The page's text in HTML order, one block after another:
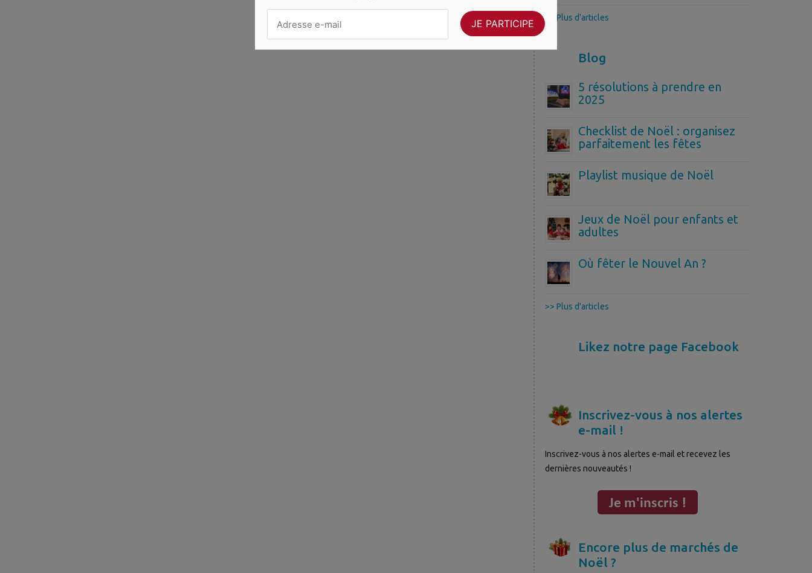
>> Plus d'articles
Blog
5 résolutions à prendre en
2025
Checklist de Noël : organisez
parfaitement les fêtes
Playlist musique de Noël
Jeux de Noël pour enfants et
adultes
Où fêter le Nouvel An ?
>> Plus d'articles
Likez notre page Facebook
Inscrivez-vous à nos alertes
e-mail !
Inscrivez-vous à nos alertes e-mail et recevez les
dernières nouveautés !
Encore plus de marchés de
Noël ?